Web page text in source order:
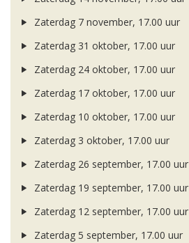
Zaterdag 7 november, 17.00 uur
Zaterdag 31 oktober, 17.00 uur
Zaterdag 24 oktober, 17.00 uur
Zaterdag 17 oktober, 17.00 uur
Zaterdag 10 oktober, 17.00 uur
Zaterdag 3 oktober, 17.00 uur
Zaterdag 26 september, 17.00 uur
Zaterdag 19 september, 17.00 uur
Zaterdag 12 september, 17.00 uur
Zaterdag 5 september, 17.00 uur